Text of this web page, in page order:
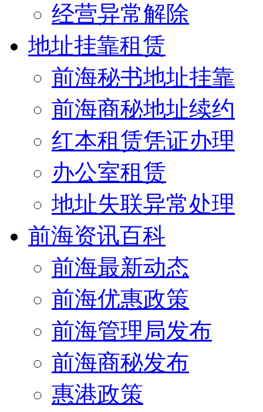
经营异常解除
地址挂靠租赁
前海秘书地址挂靠
前海商秘地址续约
红本租赁凭证办理
办公室租赁
地址失联异常处理
前海资讯百科
前海最新动态
前海优惠政策
前海管理局发布
前海商秘发布
惠港政策